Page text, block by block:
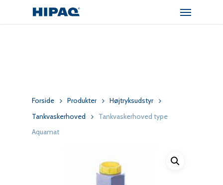
Menu
Forside Produkter
Højtryksudstyr
Tankvaskerhoved
Tankvaskerhoved type
Aquamat